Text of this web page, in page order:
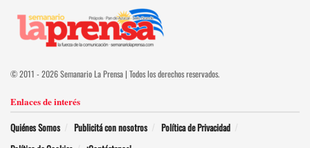
© 2011 - 2026 Semanario La Prensa | Todos los derechos reservados.
Enlaces de interés
Quiénes Somos Publicitá con nosotros
Política de Privacidad